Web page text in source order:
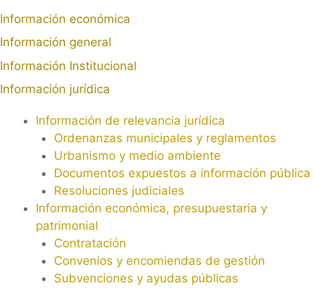
Información de relevancia jurídica
Ordenanzas municipales y reglamentos
Urbanismo y medio ambiente
Documentos expuestos a información pública
Resoluciones judiciales
Información económica, presupuestaria y
patrimonial
Contratación
Convenios y encomiendas de gestión
Subvenciones y ayudas públicas
Información económica
Información general
Información Institucional
Información jurídica